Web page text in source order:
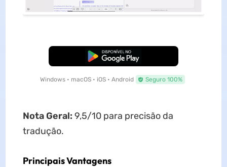
Baixar Grátis
Windows • macOS • iOS • Android Seguro 100%
Nota Geral: 9,5/10 para precisão da
tradução.
Principais Vantagens